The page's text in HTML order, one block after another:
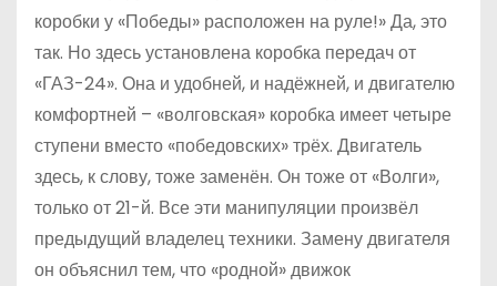
коробки у «Победы» расположен на руле!» Да, это
так. Но здесь установлена коробка передач от
«ГАЗ-24». Она и удобней, и надёжней, и двигателю
комфортней – «волговская» коробка имеет четыре
ступени вместо «победовских» трёх. Двигатель
здесь, к слову, тоже заменён. Он тоже от «Волги»,
только от 21-й. Все эти манипуляции произвёл
предыдущий владелец техники. Замену двигателя
он объяснил тем, что «родной» движок